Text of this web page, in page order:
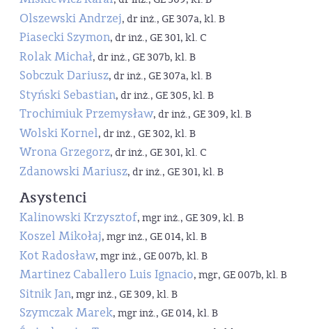
Olszewski Andrzej, dr inż., GE 307a, kl. B
Piasecki Szymon, dr inż., GE 301, kl. C
Rolak Michał, dr inż., GE 307b, kl. B
Sobczuk Dariusz, dr inż., GE 307a, kl. B
Styński Sebastian, dr inż., GE 305, kl. B
Trochimiuk Przemysław, dr inż., GE 309, kl. B
Wolski Kornel, dr inż., GE 302, kl. B
Wrona Grzegorz, dr inż., GE 301, kl. C
Zdanowski Mariusz, dr inż., GE 301, kl. B
Asystenci
Kalinowski Krzysztof, mgr inż., GE 309, kl. B
Koszel Mikołaj, mgr inż., GE 014, kl. B
Kot Radosław, mgr inż., GE 007b, kl. B
Martinez Caballero Luis Ignacio, mgr, GE 007b, kl. B
Sitnik Jan, mgr inż., GE 309, kl. B
Szymczak Marek, mgr inż., GE 014, kl. B